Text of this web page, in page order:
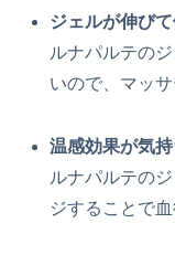
ジェルが伸び
ルナパルテの
いので、マッ
温感効果が気
ルナパルテの
ジすることで